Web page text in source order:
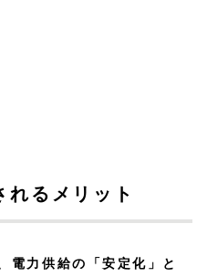
るメリット
電力供給の「安定化」と